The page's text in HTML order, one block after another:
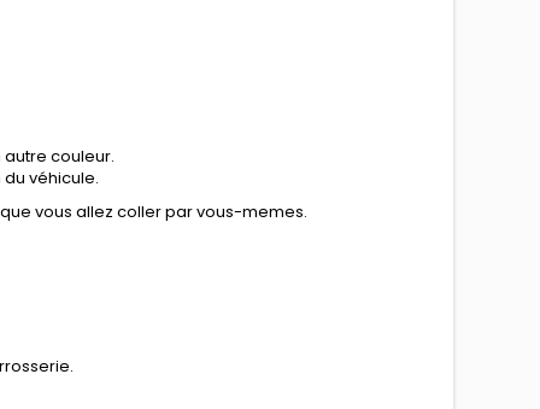
couleur.
véhicule.
vous allez coller par vous-memes.